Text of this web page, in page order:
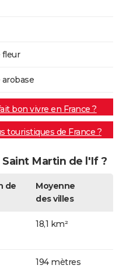
fleur
bon vivre en France ?
touristiques de France ?
Martin de l'If ?
de
Moyenne
des villes
18,1 km²
194 mètres